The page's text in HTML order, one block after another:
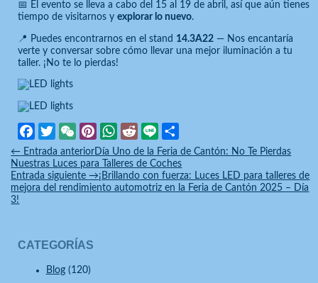
CATEGORÍAS
Blog(120)
📅 El evento se lleva a cabo del 15 al 19 de abril, así que aún tienes
tiempo de visitarnos y explorar lo nuevo.
📍 Puedes encontrarnos en el stand 14.3A22— Nos encantaría
verte y conversar sobre cómo llevar una mejor iluminación a tu
taller. ¡No te lo pierdas!
Facebook
TwitterWeChatPinterest
WhatsApp
RedditLineCompartir
← Entrada anteriorDía Uno de la Feria de Cantón: No Te Pierdas
Nuestras Luces para Talleres de Coches
Entrada siguiente→¡Brillando con fuerza: Luces LED para talleres de
mejora del rendimiento automotriz en la Feria de Cantón 2025 – Día
3!